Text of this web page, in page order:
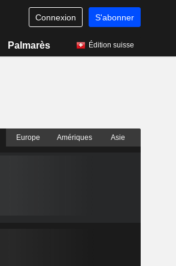
Connexion S'abonner
Palmarès Édition suisse
Europe Amériques Asie